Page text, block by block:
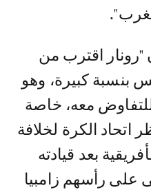
اقترب من
بنسبة كبيرة، وهو
معه، خاصة
اتحاد الكرة لخلافة
بعد قيادته
على رأسهم زامبيا